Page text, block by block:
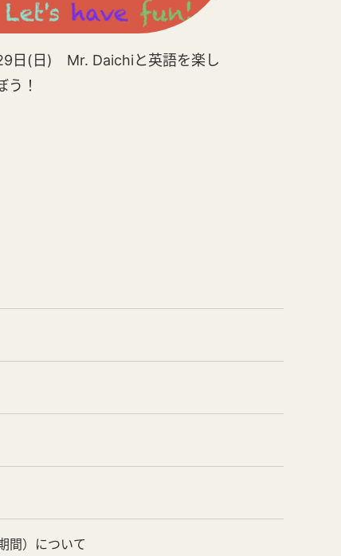
日(日) Mr. Daichiと英語を楽し
う！
間）について